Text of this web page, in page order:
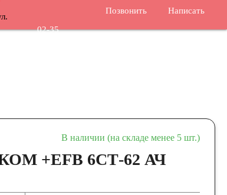
02-35
Позвонить Написать
В наличии (на складе менее 5 шт.)
+EFB 6СТ-62 АЧ